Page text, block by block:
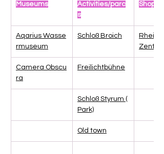
Museums
Activities/parc
s
Aqarius Wasse
rmuseum
Schloß Broich
Rhein
Zentrum
Camera Obscu
ra
Freilichtbühne
Schloß Styrum (
Park)
Old town